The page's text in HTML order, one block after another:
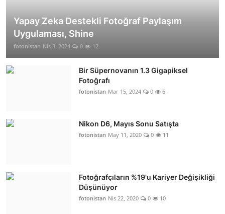
Yapay Zeka Destekli Fotoğraf Paylaşım
Uygulaması, Shine
fotonistan Nis 3, 2024 0 12
Bir Süpernovanın 1.3 Gigapiksel
Fotoğrafı
fotonistan Mar 15, 2024 0 6
Nikon D6, Mayıs Sonu Satışta
fotonistan May 11, 2020 0 11
Fotoğrafçıların %19'u Kariyer Değişikliği
Düşünüyor
fotonistan Nis 22, 2020 0 10